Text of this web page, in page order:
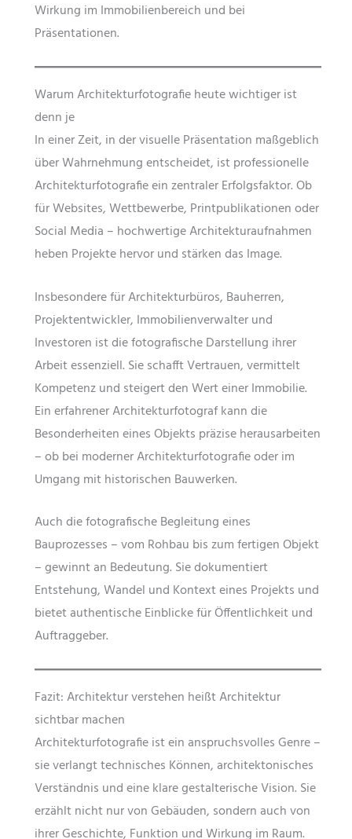
Wirkung im Immobilienbereich und bei
Präsentationen.
Warum Architekturfotografie heute wichtiger ist
denn je
In einer Zeit, in der visuelle Präsentation maßgeblich
über Wahrnehmung entscheidet, ist professionelle
Architekturfotografie ein zentraler Erfolgsfaktor. Ob
für Websites, Wettbewerbe, Printpublikationen oder
Social Media – hochwertige Architekturaufnahmen
heben Projekte hervor und stärken das Image.
Insbesondere für Architekturbüros, Bauherren,
Projektentwickler, Immobilienverwalter und
Investoren ist die fotografische Darstellung ihrer
Arbeit essenziell. Sie schafft Vertrauen, vermittelt
Kompetenz und steigert den Wert einer Immobilie.
Ein erfahrener Architekturfotograf kann die
Besonderheiten eines Objekts präzise herausarbeiten
– ob bei moderner Architekturfotografie oder im
Umgang mit historischen Bauwerken.
Auch die fotografische Begleitung eines
Bauprozesses – vom Rohbau bis zum fertigen Objekt
– gewinnt an Bedeutung. Sie dokumentiert
Entstehung, Wandel und Kontext eines Projekts und
bietet authentische Einblicke für Öffentlichkeit und
Auftraggeber.
Fazit: Architektur verstehen heißt Architektur
sichtbar machen
Architekturfotografie ist ein anspruchsvolles Genre –
sie verlangt technisches Können, architektonisches
Verständnis und eine klare gestalterische Vision. Sie
erzählt nicht nur von Gebäuden, sondern auch von
ihrer Geschichte, Funktion und Wirkung im Raum.